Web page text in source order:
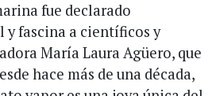
fue declarado
fascina a científicos y
María Laura Agüero, que
hace más de una década,